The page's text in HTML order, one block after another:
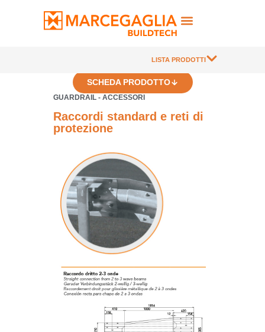
LISTA PRODOTTI
GUARDRAIL - ACCESSORI
SCHEDA PRODOTTO
Raccordi standard e reti di
protezione